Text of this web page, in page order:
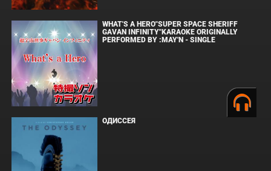
WHAT'S A HERO"SUPER SPACE SHERIFF
GAVAN INFINITY"KARAOKE ORIGINALLY
PERFORMED BY :MAY'N - SINGLE
ОДИССЕЯ